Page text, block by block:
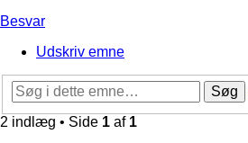
Besvar
Udskriv emne
Søg
2 indlæg • Side 1 af 1